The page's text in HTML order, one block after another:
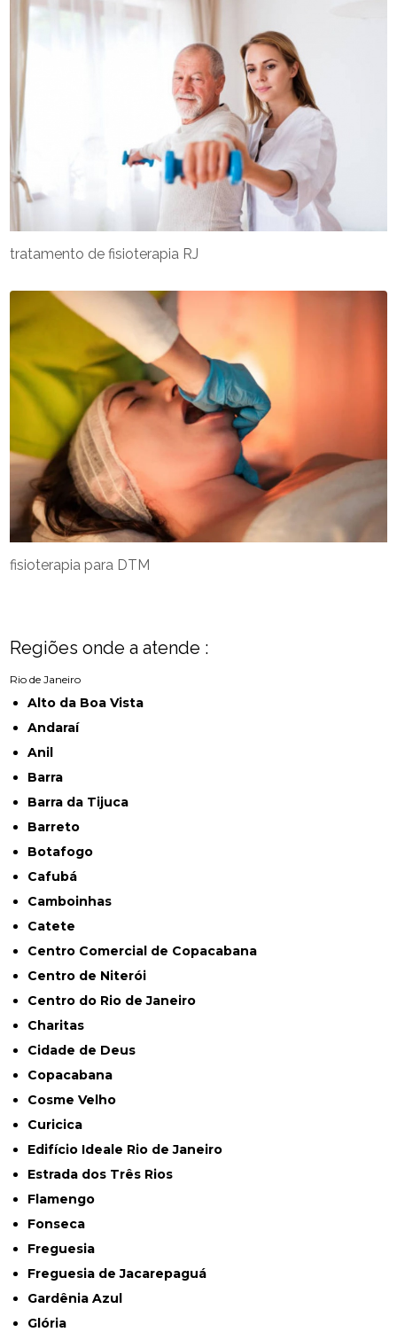
fisioterapia para DTM
tratamento de fisioterapia RJ
Regiões onde a atende :
Rio de Janeiro
Alto da Boa Vista
Andaraí
Anil
Barra
Barra da Tijuca
Barreto
Botafogo
Cafubá
Camboinhas
Catete
Centro Comercial de Copacabana
Centro de Niterói
Centro do Rio de Janeiro
Charitas
Cidade de Deus
Copacabana
Cosme Velho
Curicica
Edifício Ideale Rio de Janeiro
Estrada dos Três Rios
Flamengo
Fonseca
Freguesia
Freguesia de Jacarepaguá
Gardênia Azul
Glória